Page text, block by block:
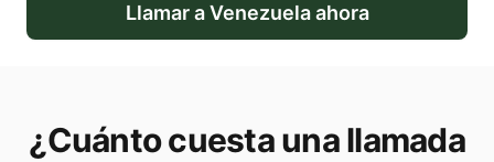
Llamar aVenezuelaahora
¿Cuánto cuesta una llamada